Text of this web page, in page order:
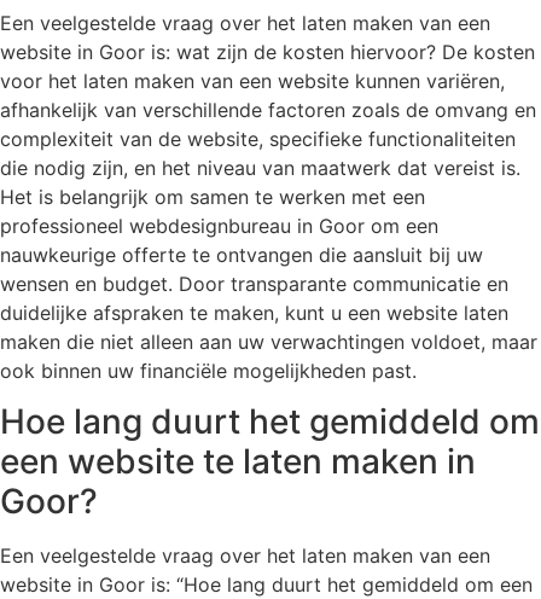
Een veelgestelde vraag over het laten maken van een
website in Goor is: wat zijn de kosten hiervoor? De kosten
voor het laten maken van een website kunnen variëren,
afhankelijk van verschillende factoren zoals de omvang en
complexiteit van de website, specifieke functionaliteiten
die nodig zijn, en het niveau van maatwerk dat vereist is.
Het is belangrijk om samen te werken met een
professioneel webdesignbureau in Goor om een
nauwkeurige offerte te ontvangen die aansluit bij uw
wensen en budget. Door transparante communicatie en
duidelijke afspraken te maken, kunt u een website laten
maken die niet alleen aan uw verwachtingen voldoet, maar
ook binnen uw financiële mogelijkheden past.
Hoe lang duurt het gemiddeld om
een website te laten maken in
Goor?
Een veelgestelde vraag over het laten maken van een
website in Goor is: “Hoe lang duurt het gemiddeld om een